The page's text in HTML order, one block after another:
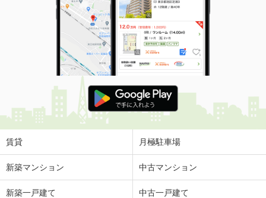
賃貸 月極駐車場
新築マンション 中古マンション
新築一戸建て 中古一戸建て